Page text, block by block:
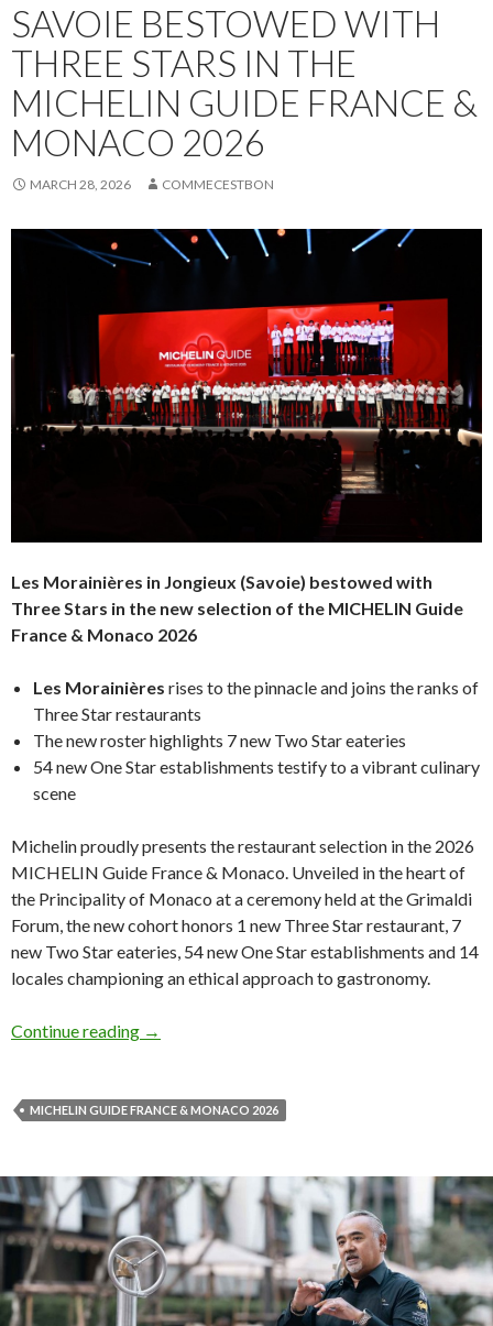
SAVOIE BESTOWED WITH
THREE STARS IN THE
MICHELIN GUIDE FRANCE &
MONACO 2026
MARCH 28, 2026 COMMECESTBON
Les Morainières in Jongieux (Savoie) bestowed with
Three Stars in the new selection of the MICHELIN Guide
France & Monaco 2026
Les Morainières rises to the pinnacle and joins the ranks of
Three Star restaurants
The new roster highlights 7 new Two Star eateries
54 new One Star establishments testify to a vibrant culinary
scene
Michelin proudly presents the restaurant selection in the 2026
MICHELIN Guide France & Monaco. Unveiled in the heart of
the Principality of Monaco at a ceremony held at the Grimaldi
Forum, the new cohort honors 1 new Three Star restaurant, 7
new Two Star eateries, 54 new One Star establishments and 14
locales championing an ethical approach to gastronomy.
Continue reading →
MICHELIN GUIDE FRANCE & MONACO 2026